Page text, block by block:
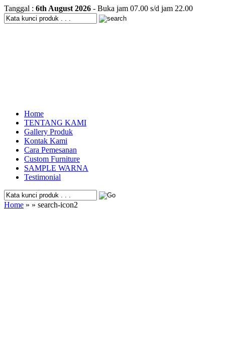
Tanggal : 6th August 2026 - Buka jam 07.00 s/d jam 22.00
Home
TENTANG KAMI
Gallery Produk
Kontak Kami
Cara Pemesanan
Custom Furniture
SAMPLE WARNA
Testimonial
Home » » search-icon2